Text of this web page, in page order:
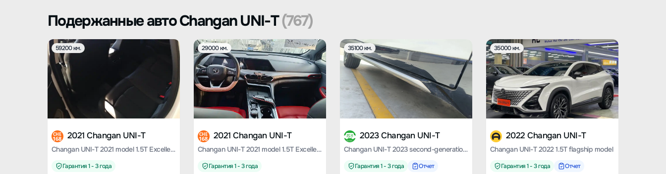
Подержанные авто Changan UNI-T(767)
59200 км.
CHE
168 2021 Changan UNI-T
Changan UNI-T 2021 model 1.5T Excellent type
Гарантия 1 - 3 года
29000 км.
CHE
168 2021 Changan UNI-T
Changan UNI-T 2021 model 1.5T Excellent type
Гарантия 1 - 3 года
35100 км.
2023 Changan UNI-T
Changan UNI-T 2023 second-generation 1.5T exclusive type
Гарантия 1 - 3 года Отчет
35000 км.
2022 Changan UNI-T
Changan UNI-T 2022 1.5T flagship model
Гарантия 1 - 3 года Отчет